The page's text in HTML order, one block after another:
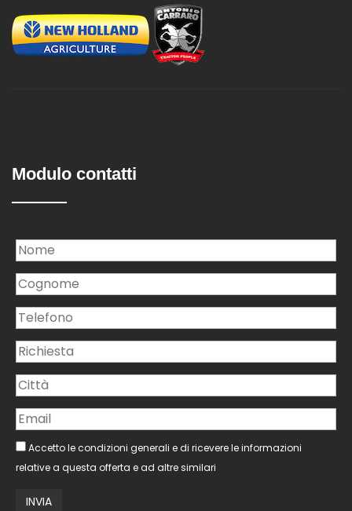
Modulo contatti
Accetto le condizioni generali e di ricevere le informazioni
relative a questa offerta e ad altre similari